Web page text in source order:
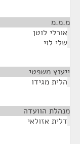
מ.מ.מ
אורלי לוטן
שלי לוי
ייעוץ משפטי
הלית מגידו
מנהלת הוועדה
דלית אזולאי